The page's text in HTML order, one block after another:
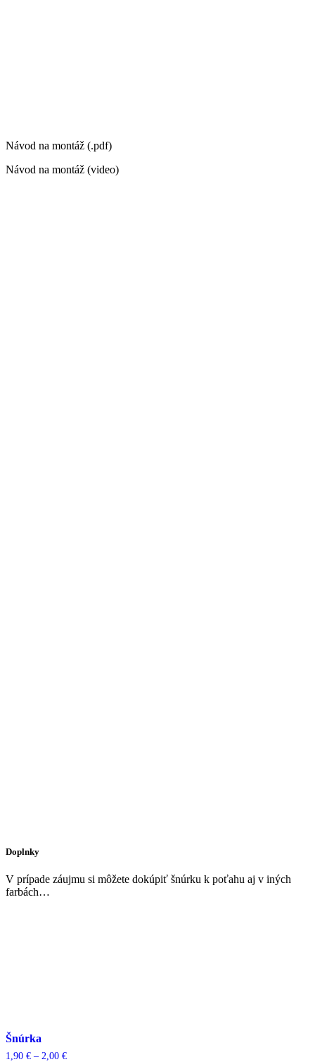
Návod na montáž (.pdf)
Návod na montáž (video)
Doplnky
V prípade záujmu si môžete dokúpiť šnúrku k poťahu aj v iných
farbách…
Šnúrka
1,90 € – 2,00 €Price